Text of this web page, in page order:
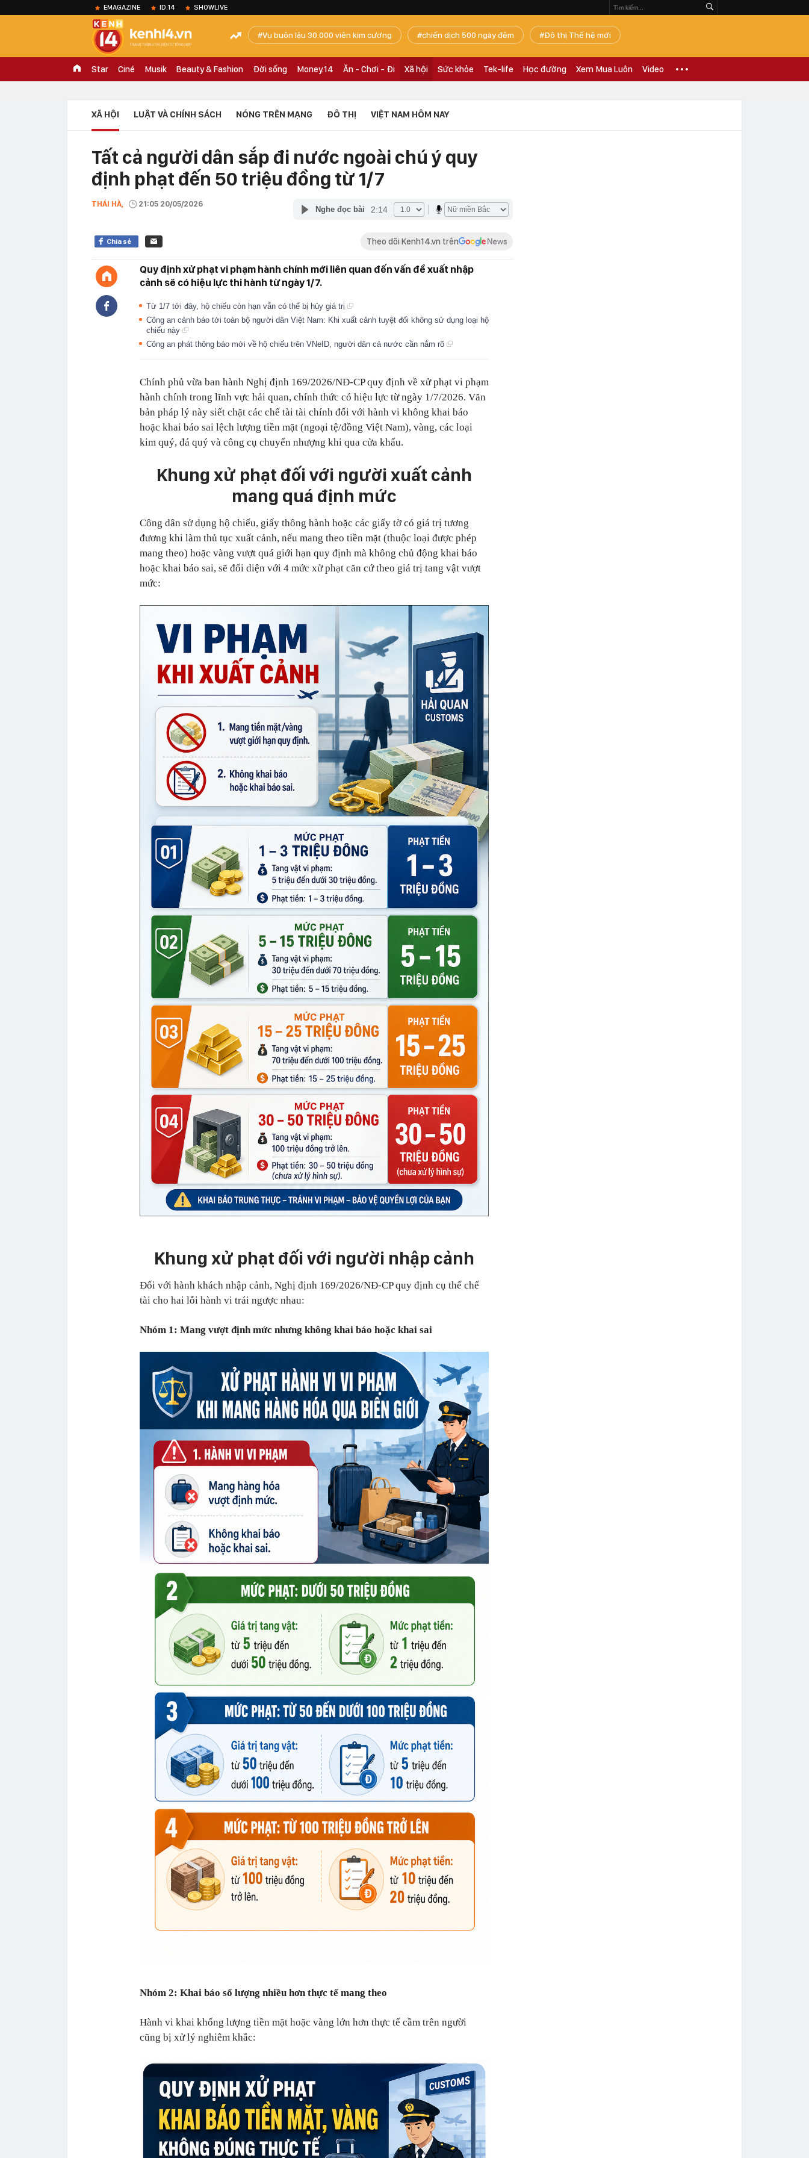
EMAGAZINE ID.14 SHOWLIVE
Vụ buôn lậu 30.000 viên kim cương chiến dịch 500 ngày đêm Đô thị Thế hệ mới
Star Ciné Musik Beauty & Fashion Đời sống Money.14 Ăn - Chơi - Đi Xã hội Sức khỏe Tek-life Học đường Xem Mua Luôn Video
XÃ HỘI LUẬT VÀ CHÍNH SÁCH NÓNG TRÊN MẠNG ĐÔ THỊ VIỆT NAM HÔM NAY
Tất cả người dân sắp đi nước ngoài chú ý quy
định phạt đến 50 triệu đồng từ 1/7
THÁI HÀ, 21:05 20/05/2026
Nghe đọc bài 2:14
Chia sẻ Theo dõi Kenh14.vn trên
Quy định xử phạt vi phạm hành chính mới liên quan đến vấn đề xuất nhập
cảnh sẽ có hiệu lực thi hành từ ngày 1/7.
Từ 1/7 tới đây, hộ chiếu còn hạn vẫn có thể bị hủy giá trị
Công an cảnh báo tới toàn bộ người dân Việt Nam: Khi xuất cảnh tuyệt đối không sử dụng loại hộ
chiếu này
Công an phát thông báo mới về hộ chiếu trên VNeID, người dân cả nước cần nắm rõ
Chính phủ vừa ban hành Nghị định 169/2026/NĐ-CP quy định về xử phạt vi phạm
hành chính trong lĩnh vực hải quan, chính thức có hiệu lực từ ngày 1/7/2026. Văn
bản pháp lý này siết chặt các chế tài tài chính đối với hành vi không khai báo
hoặc khai báo sai lệch lượng tiền mặt (ngoại tệ/đồng Việt Nam), vàng, các loại
kim quý, đá quý và công cụ chuyển nhượng khi qua cửa khẩu.
Khung xử phạt đối với người xuất cảnh
mang quá định mức
Công dân sử dụng hộ chiếu, giấy thông hành hoặc các giấy tờ có giá trị tương
đương khi làm thủ tục xuất cảnh, nếu mang theo tiền mặt (thuộc loại được phép
mang theo) hoặc vàng vượt quá giới hạn quy định mà không chủ động khai báo
hoặc khai báo sai, sẽ đối diện với 4 mức xử phạt căn cứ theo giá trị tang vật vượt
mức:
Khung xử phạt đối với người nhập cảnh
Đối với hành khách nhập cảnh, Nghị định 169/2026/NĐ-CP quy định cụ thể chế
tài cho hai lỗi hành vi trái ngược nhau:
Nhóm 1: Mang vượt định mức nhưng không khai báo hoặc khai sai
Nhóm 2: Khai báo số lượng nhiều hơn thực tế mang theo
Hành vi khai khống lượng tiền mặt hoặc vàng lớn hơn thực tế cầm trên người
cũng bị xử lý nghiêm khắc: